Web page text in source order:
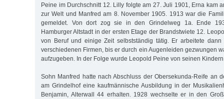
Peine im Durchschnitt 12. Lilly folgte am 27. Juli 1901, Erna kam
zur Welt und Manfred am 8. November 1905. 1913 war die
gemeldet. Von dort zog sie in den Grindelweg 1a. Ende
Hamburger Altstadt in der ersten Etage der Brandstwiete 12.
von Beruf und einige Zeit selbstständig tätig. Er arbeitete
verschiedenen Firmen, bis er durch ein Augenleiden gezwungen
aufzugeben. In der Folge wurde Leopold Peine von seinen
Sohn Manfred hatte nach Abschluss der Obersekunda-Reife an
am Grindelhof eine kaufmännische Ausbildung in der
Benjamin, Alterwall 44 erhalten. 1928 wechselte er in den